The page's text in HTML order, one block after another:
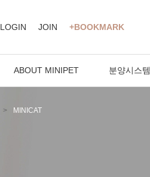
LOGIN JOIN +BOOKMARK
ABOUT MINIPET 분양시스템
MINICAT